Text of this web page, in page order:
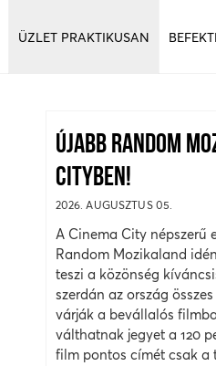
ÜZLET PRAKTIKUSAN
ÚJABB RANDOM
CITYBEN!
2026. AUGUSZTUS 05.
A Cinema City népszerű
Random Mozikaland
teszi a közönség
szerdán az ország
várják a bevállalós
válthatnak jegyet a 120
film pontos címét csak a